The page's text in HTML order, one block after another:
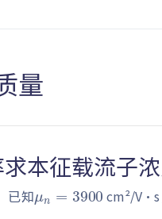
量
本征载流子
已知
μn=3900
cm²/V·s